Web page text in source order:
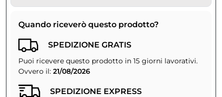
Quando riceverò questo prodotto?
SPEDIZIONE GRATIS
Puoi ricevere questo prodotto in 15 giorni lavorativi.
Ovvero il: 21/08/2026
SPEDIZIONE EXPRESS